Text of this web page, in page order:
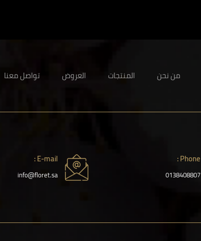
من نحن المنتجات العروض تواصل معنا
Phone :
0138408807
E-mail :
info@floret.sa